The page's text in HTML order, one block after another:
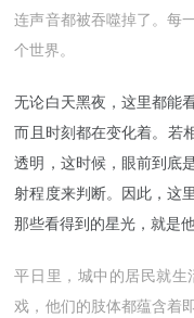
连声音都被吞噬掉了。每
个世界。
无论白天黑夜，这里都能
而且时刻都在变化着。若
透明，这时候，眼前到底
射程度来判断。因此，这
那些看得到的星光，就是
平日里，城中的居民就
戏，他们的肢体都蕴含着